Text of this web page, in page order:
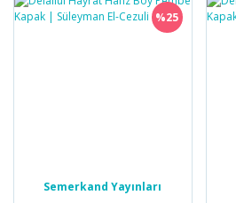
%25
Semerkand Yayınları